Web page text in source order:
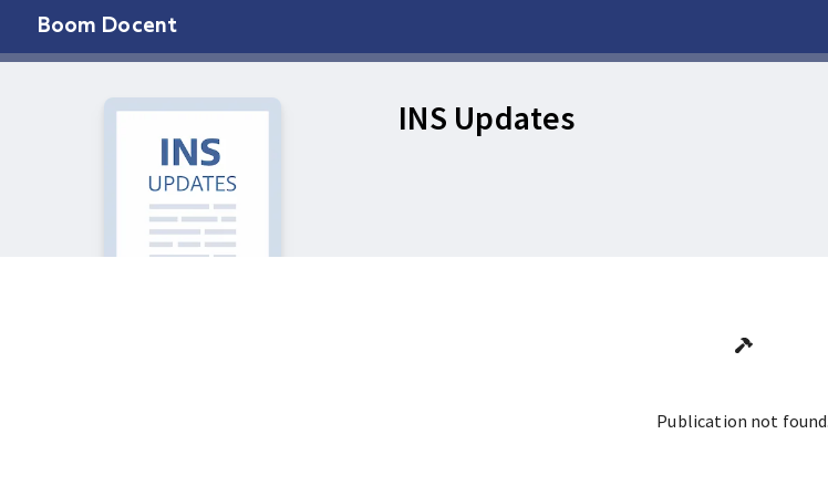
Boom Docent
INS Updates
Publication not found.